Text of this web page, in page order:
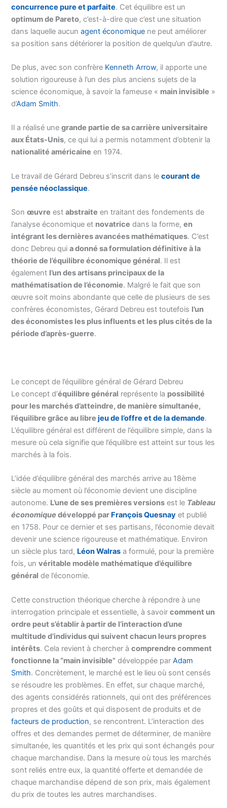
concurrence pure et parfaite. Cet équilibre est un
optimum de Pareto, c’est-à-dire que c’est une situation
dans laquelle aucunagent économique ne peut améliorer
sa position sans détériorer la position de quelqu’un d’autre.
De plus, avec son confrère Kenneth Arrow, il apporte une
solution rigoureuse à l’un des plus anciens sujets de la
science économique, à savoir la fameuse « main invisible »
d’Adam Smith.
Il a réalisé unegrande partie de sa carrière universitaire
aux États-Unis, ce qui lui a permis notamment d’obtenir la
nationalité américaine en 1974.
Le travail de Gérard Debreu s’inscrit dans lecourant de
pensée néoclassique.
Sonœuvre estabstraite en traitant des fondements de
l’analyse économique et novatrice dans la forme,en
intégrant les dernières avancées mathématiques. C’est
donc Debreu quia donné sa formulation définitive à la
théorie de l’équilibre économique général. Il est
également l’un des artisans principaux de la
mathématisation de l’économie. Malgré le fait que son
œuvre soit moins abondante que celle de plusieurs de ses
confrères économistes, Gérard Debreu est toutefois l’un
des économistes les plus influents et les plus cités de la
période d’après-guerre.
Le concept de l’équilibre général de Gérard Debreu
Le concept d’équilibre général représente la possibilité
pour les marchés d’atteindre, de manière simultanée,
l’équilibre grâce au librejeu de l’offre et de la demande.
L’équilibre général est différent de l’équilibre simple, dans la
mesure où cela signifie que l’équilibre est atteint sur tous les
marchés à la fois.
L’idée d’équilibre général des marchés arrive au 18ème
siècle au moment où l’économie devient une discipline
autonome. L’une de ses premières versions est le Tableau
économique développé par François Quesnay et publié
en 1758. Pour ce dernier et ses partisans, l’économie devait
devenir une science rigoureuse et mathématique. Environ
un siècle plus tard, Léon Walras a formulé, pour la première
fois, unvéritable modèle mathématique d’équilibre
général de l’économie.
Cette construction théorique cherche à répondre à une
interrogation principale et essentielle, à savoircomment un
ordre peut s’établir à partir de l’interaction d’une
multitude d’individus qui suivent chacun leurs propres
intérêts. Cela revient à chercher àcomprendre comment
fonctionne la “main invisible” développée parAdam
Smith. Concrètement, le marché est le lieu où sont censés
se résoudre les problèmes. En effet, sur chaque marché,
des agents considérés rationnels, qui ont des préférences
propres et des goûts et qui disposent de produits et de
facteurs de production, se rencontrent. L’interaction des
offres et des demandes permet de déterminer, de manière
simultanée, les quantités et les prix qui sont échangés pour
chaque marchandise. Dans la mesure où tous les marchés
sont reliés entre eux, la quantité offerte et demandée de
chaque marchandise dépend de son prix, mais également
du prix de toutes les autres marchandises.